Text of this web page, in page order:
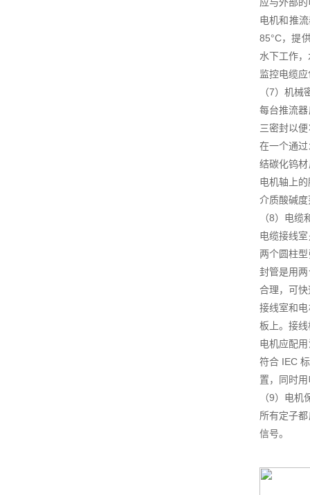
电机和推
85°C，提
水下工作
监控电缆
（7）机械
每台推流
三密封以
在一个通
结碳化钨
电机轴上
介质酸碱
（8）电缆
电缆接线
两个圆柱
封管是用
合理，可
接线室和
板上。接
电机应配
符合 IEC
置，同时
（9）电机
所有定子
信号。